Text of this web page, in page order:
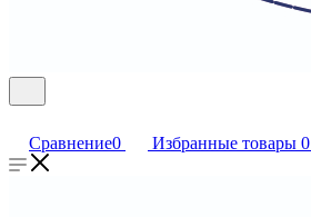
Сравнение0 Избранные товары 0